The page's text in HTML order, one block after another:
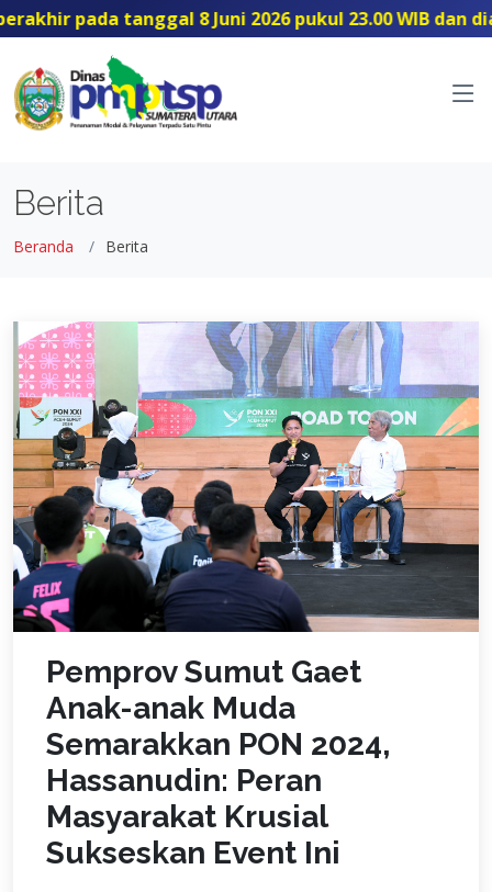
pada tanggal 8 Juni 2026 pukul 23.00 WIB dan
Berita
Beranda Berita
Pemprov Sumut Gaet
Anak-anak Muda
Semarakkan PON 2024,
Hassanudin: Peran
Masyarakat Krusial
Sukseskan Event Ini